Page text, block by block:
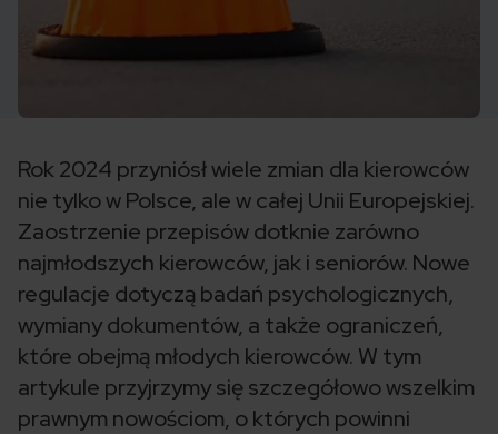
Rok 2024 przyniósł wiele zmian dla kierowców
nie tylko w Polsce, ale w całej Unii Europejskiej.
Zaostrzenie przepisów dotknie zarówno
najmłodszych kierowców, jak i seniorów. Nowe
regulacje dotyczą badań psychologicznych,
wymiany dokumentów, a także ograniczeń,
które obejmą młodych kierowców. W tym
artykule przyjrzymy się szczegółowo wszelkim
prawnym nowościom, o których powinni